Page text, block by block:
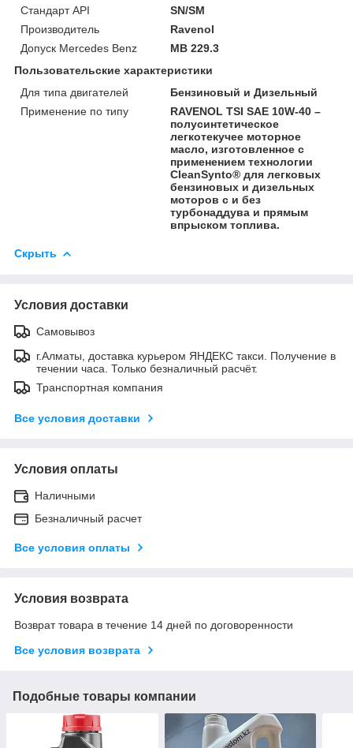
Стандарт API
SN/SM
Производитель
Ravenol
Допуск Mercedes Benz
MB 229.3
Пользовательские характеристики
Для типа двигателей
Бензиновый и Дизельный
Применение по типу
RAVENOL TSI SAE 10W-40 –
полусинтетическое
легкотекучее моторное
масло, изготовленное с
применением технологии
CleanSynto® для легковых
бензиновых и дизельных
моторов с и без
турбонаддува и прямым
впрыском топлива.
Скрыть
Условия доставки
Самовывоз
г.Алматы, доставка курьером ЯНДЕКС такси. Получение в
течении часа. Только безналичный расчёт.
Транспортная компания
Все условия доставки
Условия оплаты
Наличными
Безналичный расчет
Все условия оплаты
Условия возврата
Возврат товара в течение 14 дней по договоренности
Все условия возврата
Подобные товары компании